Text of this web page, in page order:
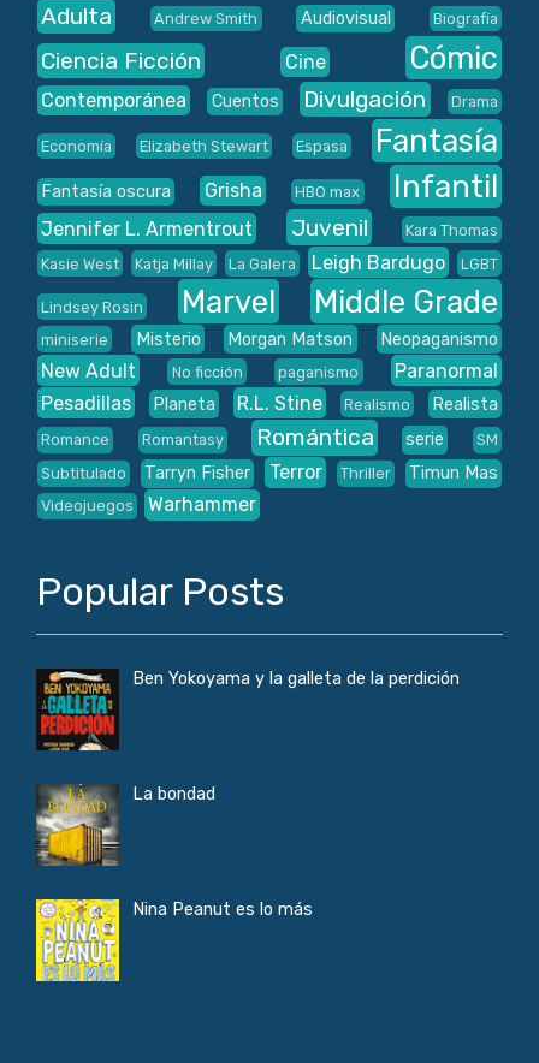
Adulta Andrew Smith Audiovisual Biografía
Ciencia Ficción Cine Cómic
Contemporánea Cuentos Divulgación Drama
Economía Elizabeth Stewart Espasa Fantasía
Fantasía oscura Grisha HBO max Infantil
Jennifer L. Armentrout Juvenil
Kara Thomas
Kasie West
Katja Millay La Galera Leigh Bardugo LGBT
Lindsey Rosin Marvel Middle Grade
miniserie Misterio Morgan Matson Neopaganismo
New Adult No ficción paganismo
Paranormal
Pesadillas
Planeta R.L. Stine Realismo Realista
Romance Romantasy Romántica serie
SM
Subtitulado
Tarryn Fisher Terror Thriller Timun Mas
Videojuegos Warhammer
Popular Posts
Ben Yokoyama y la galleta de la perdición
La bondad
Nina Peanut es lo más